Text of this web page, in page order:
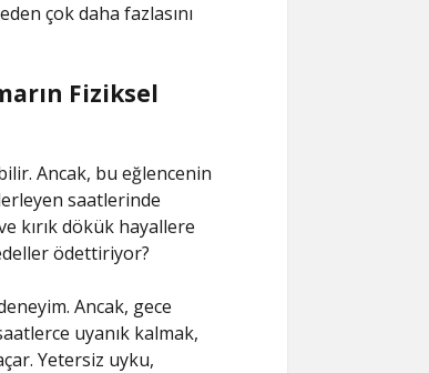
çok daha fazlasını
Fiziksel
Ancak, bu eğlencenin
saatlerinde
kırık dökük hayallere
ödettiriyor?
Ancak, gece
uyanık kalmak,
Yetersiz uyku,